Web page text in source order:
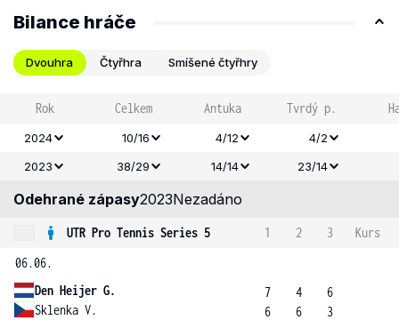
Bilance hráče
Dvouhra Čtyřhra Smíšené čtyřhry
Rok Celkem Antuka Tvrdý p.
2024 10/16 4/12 4/2
2023
38/29 14/14 23/14
Odehrané zápasy2023Nezadáno
UTR Pro Tennis Series 5 1 2 3
Kurs
06.06.
Den Heijer G.
Sklenka V.
7
6
4
6
6
3